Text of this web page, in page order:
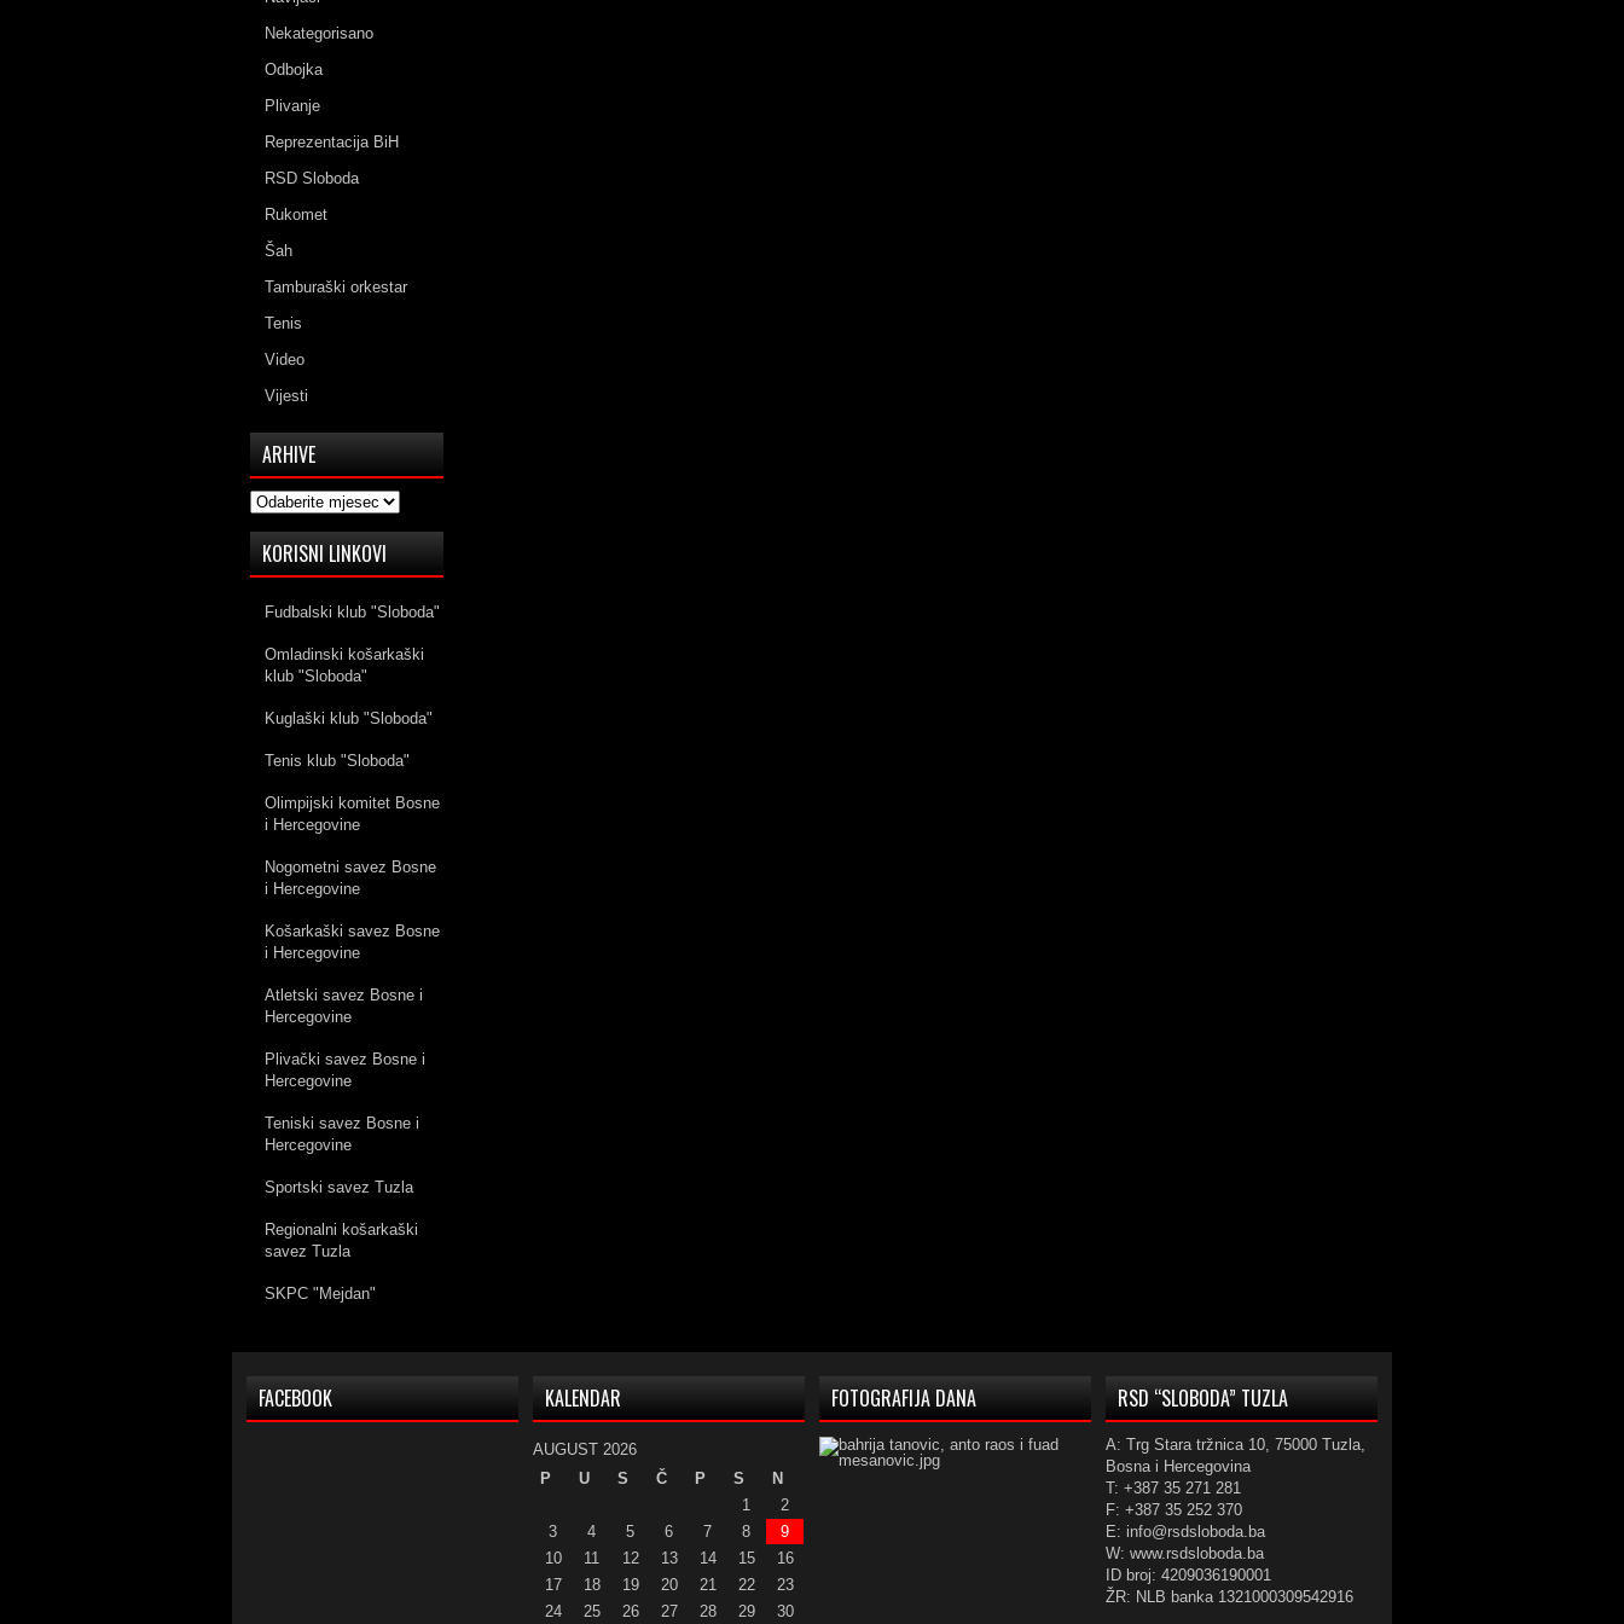
Nekategorisano
Odbojka
Plivanje
Reprezentacija BiH
RSD Sloboda
Rukomet
Šah
Tamburaški orkestar
Tenis
Video
Vijesti
ARHIVE
Arhive
KORISNI LINKOVI
Fudbalski klub "Sloboda"
Omladinski košarkaški
klub "Sloboda"
Kuglaški klub "Sloboda"
Tenis klub "Sloboda"
Olimpijski komitet Bosne
i Hercegovine
Nogometni savez Bosne
i Hercegovine
Košarkaški savez Bosne
i Hercegovine
Atletski savez Bosne i
Hercegovine
Plivački savez Bosne i
Hercegovine
Teniski savez Bosne i
Hercegovine
Sportski savez Tuzla
Regionalni košarkaški
savez Tuzla
SKPC "Mejdan"
FACEBOOK KALENDAR
AUGUST 2026
P
U S Č P S
N
1
2
3
4 5 6 7 8
9
10
11 12 13 14 15
16
17
18 19 20 21 22
23
24
25 26 27 28 29 30
FOTOGRAFIJA DANA RSD “SLOBODA” TUZLA
A: Trg Stara tržnica 10, 75000 Tuzla,
Bosna i Hercegovina
T: +387 35 271 281
F: +387 35 252 370
E: info@rsdsloboda.ba
W: www.rsdsloboda.ba
ID broj: 4209036190001
ŽR: NLB banka 1321000309542916